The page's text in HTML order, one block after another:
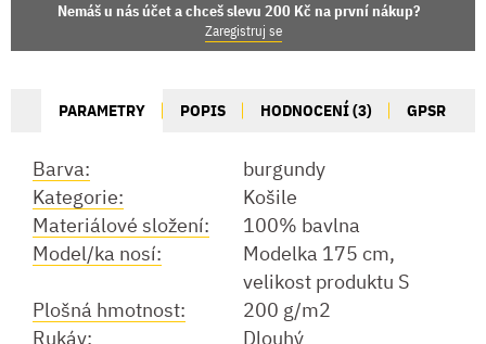
Nemáš u nás účet a chceš slevu 200 Kč na první nákup?
Zaregistruj se
PARAMETRY POPIS HODNOCENÍ (3) GPSR
Barva:
burgundy
Kategorie:
Košile
Materiálové složení:
100% bavlna
Model/ka nosí:
Modelka 175 cm,
velikost produktu S
Plošná hmotnost:
200 g/m2
Rukáv:
Dlouhý